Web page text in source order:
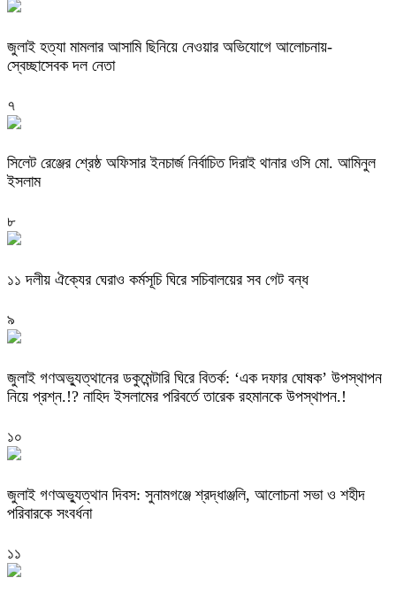
জুলাই হত্যা মামলার আসামি ছিনিয়ে নেওয়ার অভিযোগে আলোচনায়-
স্বেচ্ছাসেবক দল নেতা
৭
‎সিলেট রেঞ্জের শ্রেষ্ঠ অফিসার ইনচার্জ নির্বাচিত দিরাই থানার ওসি মো. আমিনুল
ইসলাম
৮
‎১১ দলীয় ঐক্যের ঘেরাও কর্মসূচি ঘিরে সচিবালয়ের সব গেট বন্ধ
৯
‎জুলাই গণঅভ্যুত্থানের ডকুমেন্টারি ঘিরে বিতর্ক: ‘এক দফার ঘোষক’ উপস্থাপন
নিয়ে প্রশ্ন.!? নাহিদ ইসলামের পরিবর্তে তারেক রহমানকে উপস্থাপন.!
১০
জুলাই গণঅভ্যুত্থান দিবস: সুনামগঞ্জে শ্রদ্ধাঞ্জলি, আলোচনা সভা ও শহীদ
পরিবারকে সংবর্ধনা
১১